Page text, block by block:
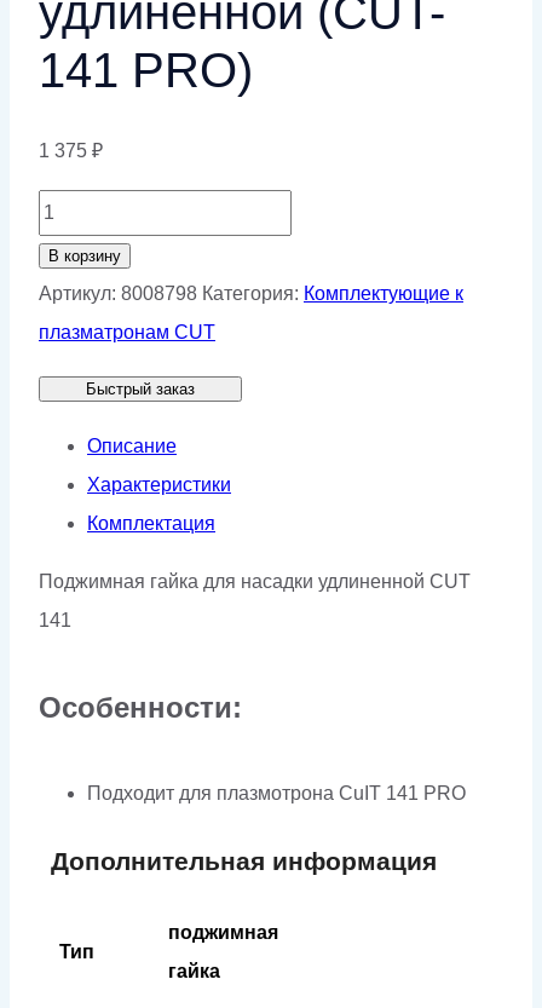
удлиненной (CUT-
141 PRO)
1 375 ₽
Количество
товара
Поджимная
гайка
насадки
удлиненной
(CUT-
141
В корзину
Артикул: 8008798 Категория: Комплектующие к
плазматронам CUT
Быстрый заказ
Описание
Характеристики
Комплектация
Поджимная гайка для насадки удлиненной CUT
141
Особенности:
Подходит для плазмотрона CuIT 141 PRO
Дополнительная информация
Тип
поджимная
гайка